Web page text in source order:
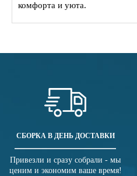
комфорта и уюта.
СБОРКА В ДЕНЬ ДОСТАВКИ
Привезли и сразу собрали - мы
ценим и экономим ваше время!